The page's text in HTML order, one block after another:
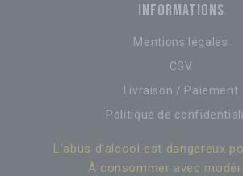
INFORMATIONS
Mentions légales
CGV
Livraison / Paiement
Politique de
L’abus d’alcool est dangereux
À consommer avec